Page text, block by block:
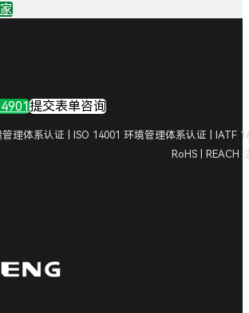
提交表单咨询
管理体系认证 | ISO 14001 环境管理体系认证 | IATF
RoHS | REACH